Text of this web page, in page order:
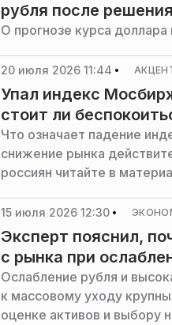
рубля после
О прогнозе курса
20 июля 2026 11:44
Упал индекс
стоит ли
Что означает падение
снижение рынка
россиян читайте в
15 июля 2026 12:30
Эксперт пояснил,
с рынка при
Ослабление рубля и
к массовому уходу
оценке активов и выбору